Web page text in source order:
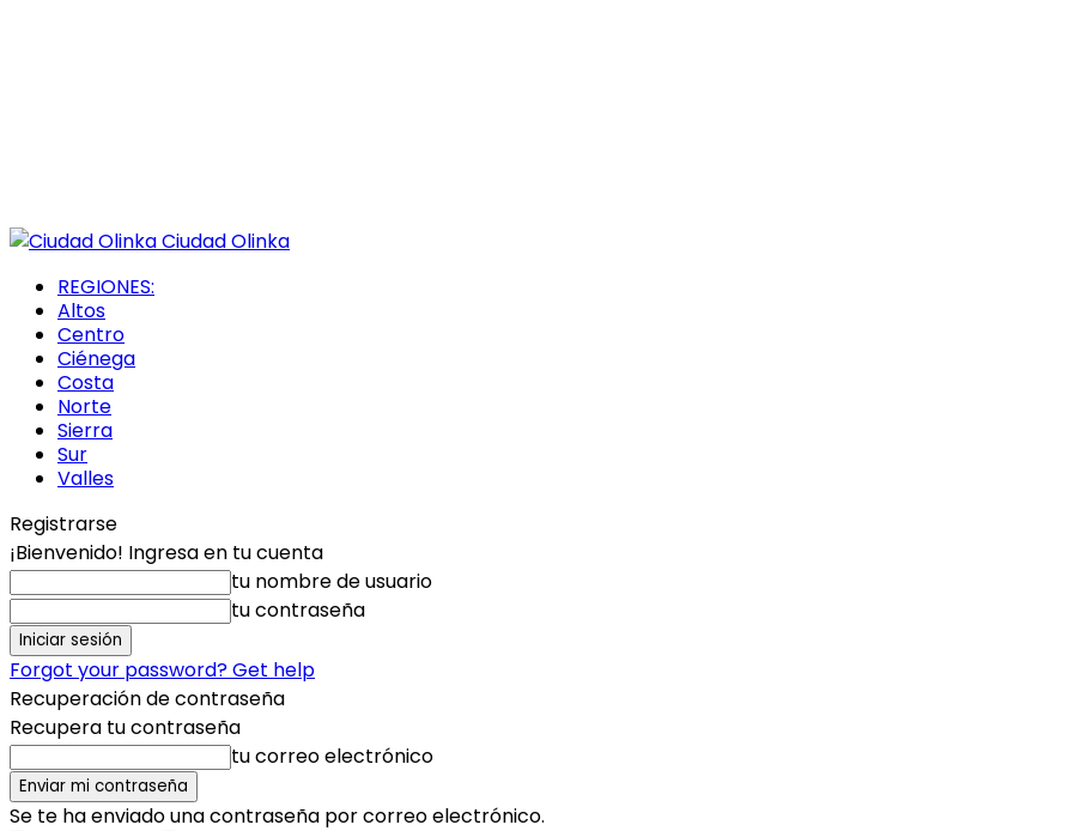
Ciudad Olinka
REGIONES:
Altos
Centro
Ciénega
Costa
Norte
Sierra
Sur
Valles
Registrarse
¡Bienvenido! Ingresa en tu cuenta
tu nombre de usuario
tu contraseña
Forgot your password? Get help
Recuperación de contraseña
Recupera tu contraseña
tu correo electrónico
Se te ha enviado una contraseña por correo electrónico.